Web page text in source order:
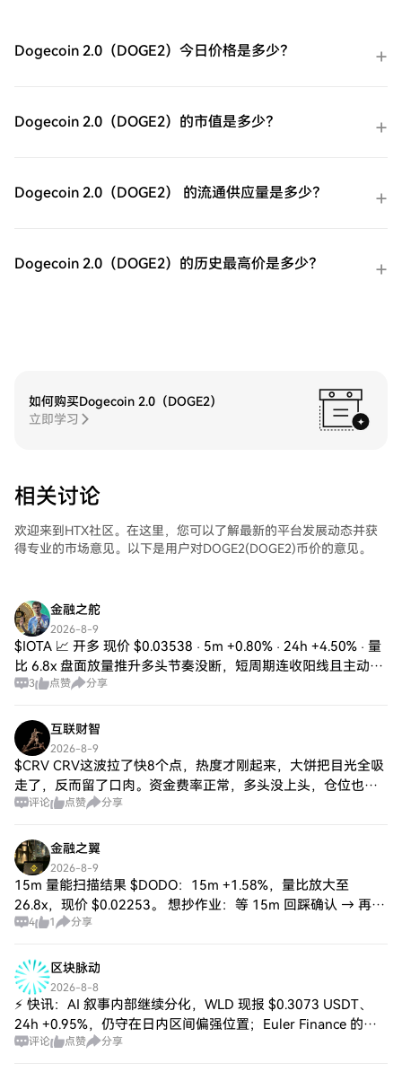
Pay等流行支付方法以增加便利性。C2C购
者提供个性化服务和竞争性汇率。第三步：
存储您的ProShares 两倍做多短期 VIX 期货
在您的HTX账户钱包中。您也可以通过区块
链转账将其发送到其他地方或者用于交易其
货市场轻松交易ProShares 两倍做多短期 VIX
期货ETF（UVXY)。访问您的账户，选择您的
Dogecoin 2.0（DOGE2）今日价格是多少？
Dogecoin 2.0（DOGE2）的市值是多少？
Dogecoin 2.0（DOGE2） 的流通供应量是多少？
Dogecoin 2.0（DOGE2）的历史最高价是多少？
如何购买Dogecoin 2.0（DOGE2）
立即学习
相关讨论
欢迎来到HTX社区。在这里，您可以了解最新的平台发展动态并获
得专业的市场意见。以下是用户对DOGE2(DOGE2)币价的意见。
金融之舵
2026-8-9
$IOTA 📈 开多 现价 $0.03538 · 5m +0.80% · 24h +4.50% · 量
比 6.8x 盘面放量推升多头节奏没断，短周期连收阳线且主动买
盘持续盖过卖盘，taker买侧正带头
3 点赞 分享
互联财智
2026-8-9
$CRV CRV这波拉了快8个点，热度才刚起来，大饼把目光全吸
走了，反而留了口肉。资金费率正常，多头没上头，仓位也没
堆满，说明还有戏。现价轻仓试探，别重仓，破位就撤，不扛
评论 点赞 分享
金融之翼
2026-8-9
15m 量能扫描结果 $DODO：15m +1.58%，量比放大至
26.8x，现价 $0.02253。 想抄作业：等 15m 回踩确认 → 再看
量比是否维持 → 再定仓位。 24h +13.62，量
4 1 分享
区块脉动
2026-8-8
⚡ 快讯：AI 叙事内部继续分化，WLD 现报 $0.3073 USDT、
24h +0.95%，仍守在日内区间偏强位置；Euler Finance 的
EUL 报 $1.1952 USDT、24h -
评论 点赞 分享